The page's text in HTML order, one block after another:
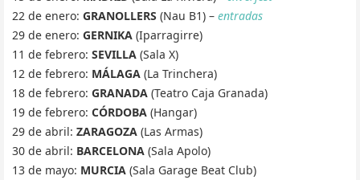
22 de enero: GRANOLLERS (Nau B1) – entradas
29 de enero: GERNIKA (Iparragirre)
11 de febrero: SEVILLA (Sala X)
12 de febrero: MÁLAGA (La Trinchera)
18 de febrero: GRANADA (Teatro Caja Granada)
19 de febrero: CÓRDOBA (Hangar)
29 de abril: ZARAGOZA (Las Armas)
30 de abril: BARCELONA (Sala Apolo)
13 de mayo: MURCIA (Sala Garage Beat Club)